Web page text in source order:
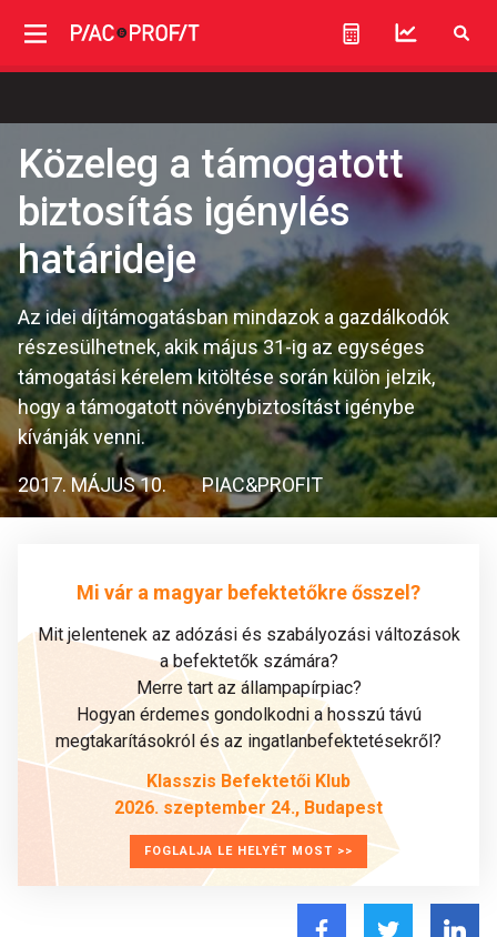
Közeleg a támogatott
biztosítás igénylés
határideje
Az idei díjtámogatásban mindazok a gazdálkodók
részesülhetnek, akik május 31-ig az egységes
támogatási kérelem kitöltése során külön jelzik,
hogy a támogatott növénybiztosítást igénybe
kívánják venni.
2017. MÁJUS 10. PIAC&PROFIT
Mi vár a magyar befektetőkre ősszel?
Mit jelentenek az adózási és szabályozási változások
a befektetők számára?
Merre tart az állampapírpiac?
Hogyan érdemes gondolkodni a hosszú távú
megtakarításokról és az ingatlanbefektetésekről?
Klasszis Befektetői Klub
2026. szeptember 24., Budapest
FOGLALJA LE HELYÉT MOST >>